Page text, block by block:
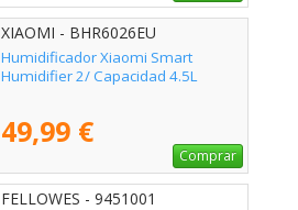
XIAOMI - BHR6026EU
Humidificador Xiaomi Smart
Humidifier 2/ Capacidad 4.5L
49,99 €
Comprar
FELLOWES - 9451001